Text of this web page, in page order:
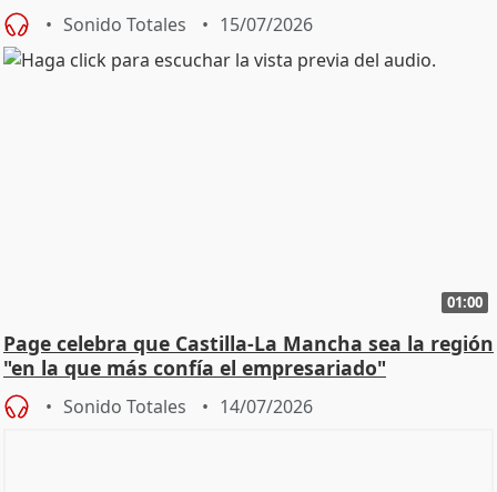
Sonido Totales 15/07/2026
01:00
Page celebra que Castilla-La Mancha sea la región
"en la que más confía el empresariado"
Sonido Totales 14/07/2026